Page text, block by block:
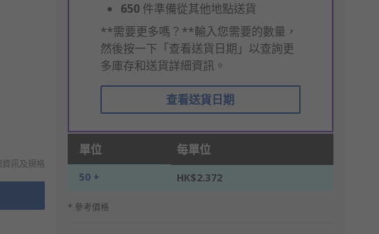
訊及規格
650 件準備從其他地點送貨
**需要更多嗎？**輸入您需要的數量，
然後按一下「查看送貨日期」以查詢更
多庫存和送貨詳細資訊。
查看送貨日期
單位 每單位
50 + HK$2.372
* 參考價格